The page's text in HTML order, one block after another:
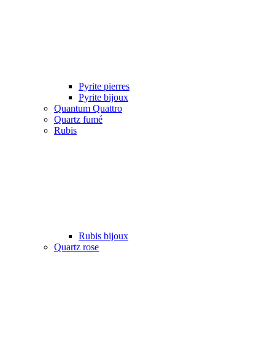
Pyrite pierres
Pyrite bijoux
Quantum Quattro
Quartz fumé
Rubis
Rubis bijoux
Quartz rose